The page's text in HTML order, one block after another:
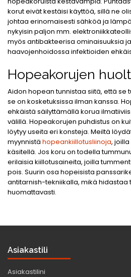
korut eivät kestäisi käyttöä, sillä ne
johtaa erinomaisesti sähköä ja
nykyisin paljon mm.
myös antibakteerisa ominaisuuksia
haavojenhoidossa infektioiden
Hopeakorujen
Aidon hopean tunnistaa siitä, että se
se on kosketuksissa ilman kanssa.
ehkäistä säilyttämällä korua
välillä. Hopeakorujen puhdistus on
löytyy useita eri konsteja. Meiltä
myynnistä hopeankiillotusliinoja,
käsitellä. Jos koru on todella
erilaisia kiillotusaineita, joilla
pois. Suurin osa hopeisista
antitarnish-tekniikalla, mikä
huomattavasti.
Asiakastili
Asiakastilini